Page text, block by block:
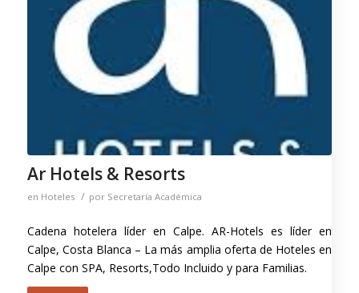
Ar Hotels & Resorts
en Hoteles / por Secretaría Académica
Cadena hotelera líder en Calpe. AR-Hotels es líder en
Calpe, Costa Blanca – La más amplia oferta de Hoteles en
Calpe con SPA, Resorts,Todo Incluido y para Familias.